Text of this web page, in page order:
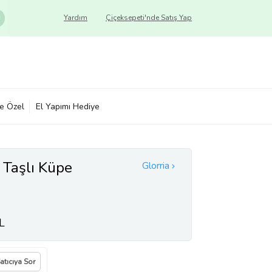
Çiçeksepeti'nde Satış Yap
Yardım
Özel El Yapımı Hediye
Glorria
Küpe
Sor